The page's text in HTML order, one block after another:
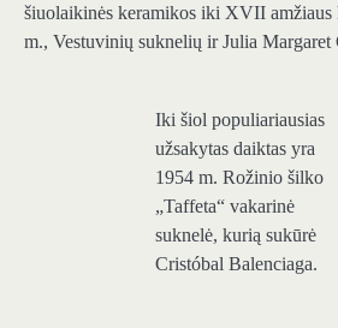
šiuolaikinės keramikos iki XVII
m., Vestuvinių suknelių ir Julia Margaret
Iki šiol populiariausias
užsakytas daiktas yra
1954 m. Rožinio šilko
„Taffeta“ vakarinė
suknelė, kurią sukūrė
Cristóbal Balenciaga.